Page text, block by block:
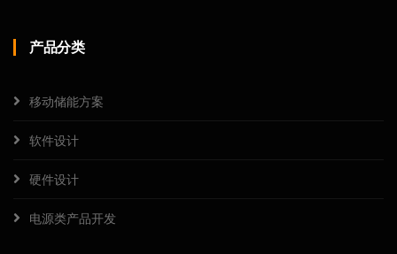
产品分类
移动储能方案
软件设计
硬件设计
电源类产品开发